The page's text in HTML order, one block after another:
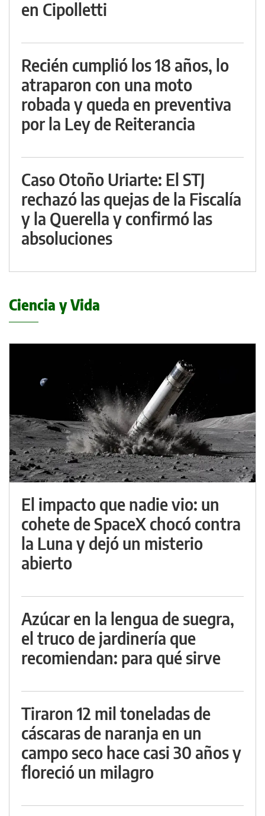
en Cipolletti
Recién cumplió los 18 años, lo
atraparon con una moto
robada y queda en preventiva
por la Ley de Reiterancia
Caso Otoño Uriarte: El STJ
rechazó las quejas de la Fiscalía
y la Querella y confirmó las
absoluciones
Ciencia y Vida
El impacto que nadie vio: un
cohete de SpaceX chocó contra
la Luna y dejó un misterio
abierto
Azúcar en la lengua de suegra,
el truco de jardinería que
recomiendan: para qué sirve
Tiraron 12 mil toneladas de
cáscaras de naranja en un
campo seco hace casi 30 años y
floreció un milagro